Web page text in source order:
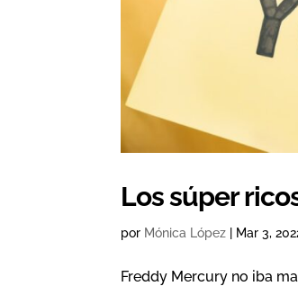
Los súper
por Mónica López | Mar 3,
Freddy Mercury no iba